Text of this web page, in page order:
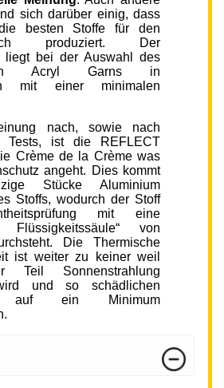
sich darüber einig, dass
besten Stoffe für den
produziert. Der
liegt bei der Auswahl des
Acryl Garns in
mit einer minimalen
nach, sowie nach
Tests, ist die REFLECT
Crème de la Crème was
angeht. Dies kommt
Stücke Aluminium
Stoffs, wodurch der Stoff
mit eine
Flüssigkeitssäule“ von
Die Thermische
ist weiter zu keiner weil
Teil Sonnenstrahlung
und so schädlichen
auf ein Minimum